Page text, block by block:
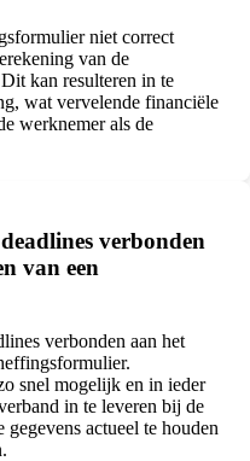
niet correct
van de
kan resulteren in te
wat vervelende financiële
werknemer als de
verbonden
van een
verbonden aan het
snel mogelijk en in ieder
in te leveren bij de
actueel te houden